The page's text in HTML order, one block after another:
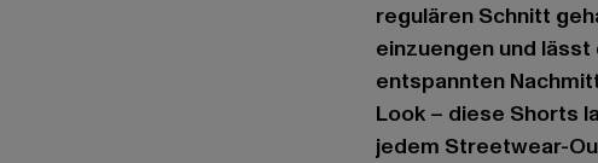
regulären Schnitt
einzuengen und
entspannten
Look – diese Shorts
jedem Streetwear-